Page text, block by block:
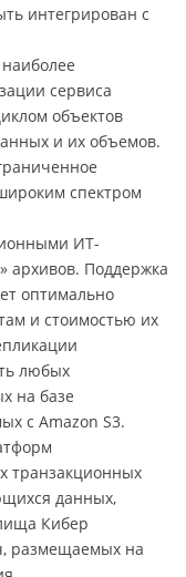
интегрирован с
сервиса
объектов
и их объемов.
спектром
ИТ-
архивов. Поддержка
оптимально
и стоимостью их
любых
на базе
с Amazon S3.
транзакционных
данных,
Кибер
размещаемых на